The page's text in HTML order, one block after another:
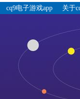
cq9电子游戏app
关于